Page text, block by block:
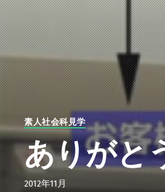
素人社会科見学
ありがと
2012年11月